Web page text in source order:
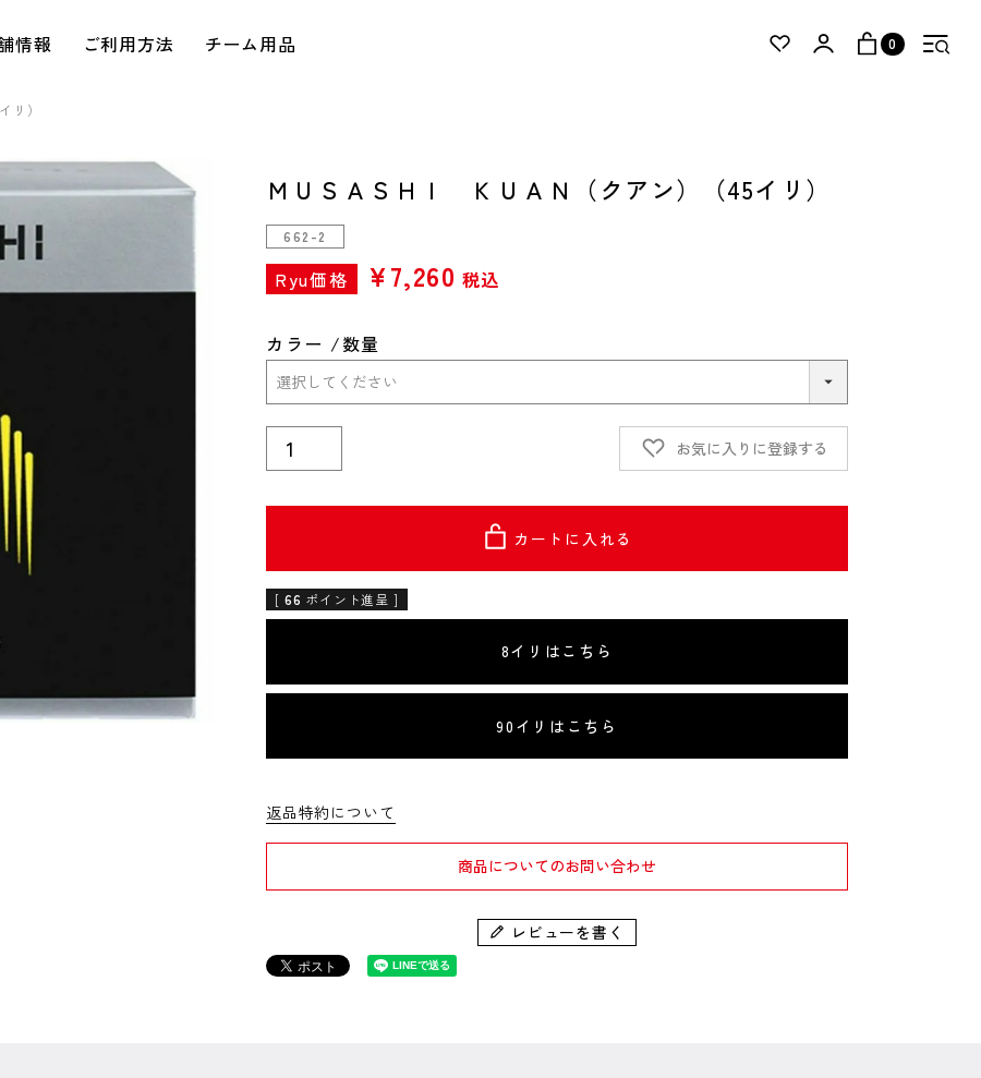
情報 ご利用方法 チーム用品 0
リ）
ＭＵＳＡＳＨＩ ＫＵＡＮ（クアン）（45イリ）
662-2
Ryu価格 ¥7,260 税込
カラー 数量
お気に入りに登録する
カートに入れる
[ 66 ポイント進呈 ]
8イリはこちら
90イリはこちら
返品特約について
商品についてのお問い合わせ
レビューを書く